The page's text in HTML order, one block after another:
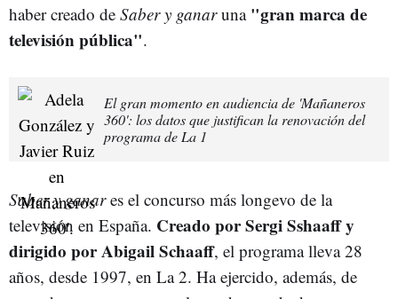
haber creado de Saber y ganaruna "gran marca de
televisión pública".
El gran momento en audiencia de 'Mañaneros
360': los datos que justifican la renovación del
programa de La 1
Saber y ganares el concurso más longevo de la
televisión en España. Creado por Sergi Sshaaff y
dirigido por Abigail Schaaff, el programa lleva 28
años, desde 1997, en La 2. Ha ejercido, además, de